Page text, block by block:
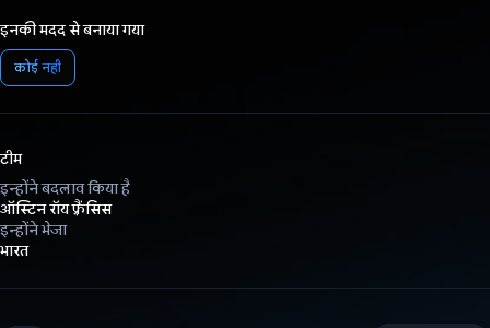
इनकी मदद से बनाया गया
कोई नहीं
टीम
इन्होंने बदलाव किया है
ऑस्टिन रॉय फ़्रैंसिस
इन्होंने भेजा
भारत